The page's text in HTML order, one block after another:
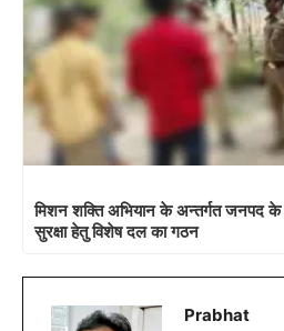
मिशन शक्ति अभियान के अन्तर्गत जनपद के
सुरक्षा हेतु विशेष दल का गठन
Prabhat